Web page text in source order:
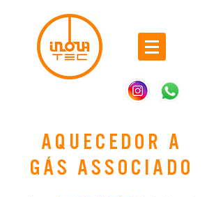
Aquecedor A
gás associado